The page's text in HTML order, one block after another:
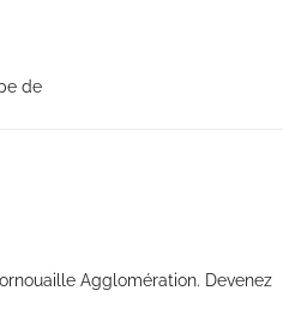
de
Agglomération. Devenez